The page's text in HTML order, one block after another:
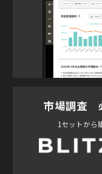
市場調査
1セットから